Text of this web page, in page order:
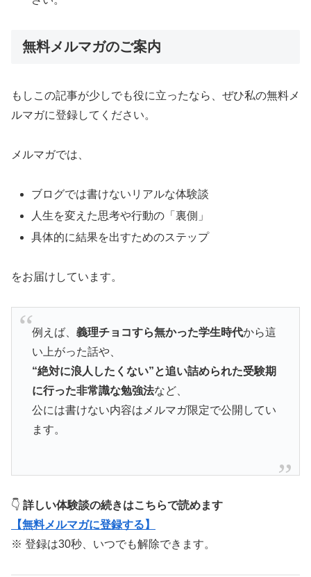
無料メルマガのご案内
もしこの記事が少しでも役に立ったなら、ぜひ私の無料メ
ルマガに登録してください。
メルマガでは、
ブログでは書けないリアルな体験談
人生を変えた思考や行動の「裏側」
具体的に結果を出すためのステップ
をお届けしています。
例えば、 義理チョコすら無かった学生時代から這
い上がった話や、
“絶対に浪人したくない”と追い詰められた受験期
に行った非常識な勉強法など、
公には書けない内容はメルマガ限定で公開してい
ます。
👇 詳しい体験談の続きはこちらで読めます
【無料メルマガに登録する】
※ 登録は30秒、いつでも解除できます。